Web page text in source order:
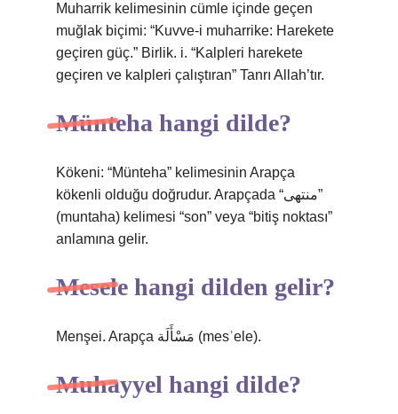
Muharrik kelimesinin cümle içinde geçen
muğlak biçimi: “Kuvve-i muharrike: Harekete
geçiren güç.” Birlik. i. “Kalpleri harekete
geçiren ve kalpleri çalıştıran” Tanrı Allah’tır.
Münteha hangi dilde?
Kökeni: “Münteha” kelimesinin Arapça
kökenli olduğu doğrudur. Arapçada “منتهى”
(muntaha) kelimesi “son” veya “bitiş noktası”
anlamına gelir.
Mesele hangi dilden gelir?
Menşei. Arapça مَسْأَلَة‎ (mesʾele).
Muhayyel hangi dilde?